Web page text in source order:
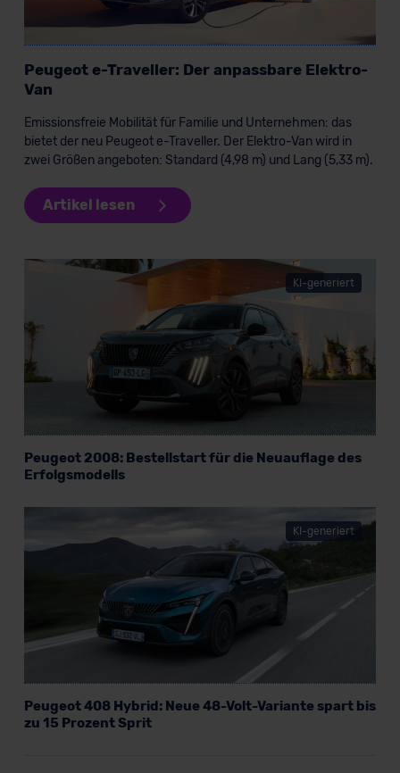
Peugeot e-Traveller: Der anpassbare Elektro-
Van
Emissionsfreie Mobilität für Familie und Unternehmen: das
bietet der neu Peugeot e-Traveller. Der Elektro-Van wird in
zwei Größen angeboten: Standard (4,98 m) und Lang (5,33 m).
Artikel lesen
KI-generiert
Peugeot 2008: Bestellstart für die Neuauflage des
Erfolgsmodells
KI-generiert
Peugeot 408 Hybrid: Neue 48-Volt-Variante spart bis
zu 15 Prozent Sprit